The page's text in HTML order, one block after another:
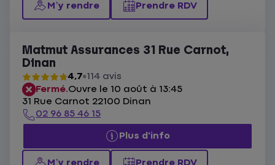
M’y rendre Prendre RDV
Matmut Assurances 31 Rue Carnot,
Dinan
4,7 114 avis
Fermé.Ouvre le 10 août à 13:45
31 Rue Carnot 22100 Dinan
02 96 85 46 15
Plus d'info
M’y rendre Prendre RDV